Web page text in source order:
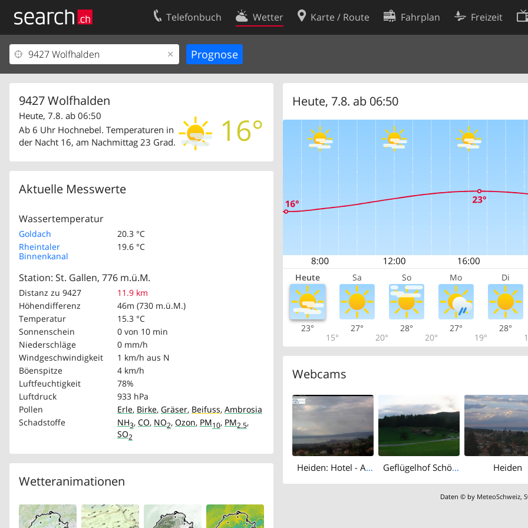
Telefonbuch Wetter Karte / Route Fahrplan Freizeit
9427 Wolfhalden
16°
Heute, 7.8. ab 06:50
Ab 6 Uhr Hochnebel. Temperaturen in
der Nacht 16, am Nachmittag 23 Grad.
Aktuelle Messwerte
Wassertemperatur
Goldach
20.3 °C
Rheintaler
Binnenkanal
19.6 °C
Station: St. Gallen, 776 m.ü.M.
Distanz zu 9427
11.9 km
Höhendifferenz
46m (730 m.ü.M.)
Temperatur
15.3 °C
Sonnenschein
0 von 10 min
Niederschläge
0 mm/h
Windgeschwindigkeit
1 km/h aus N
Böenspitze
4 km/h
Luftfeuchtigkeit
78%
Luftdruck
933 hPa
Pollen
Erle, Birke, Gräser, Beifuss, Ambrosia
Schadstoffe
NH3, CO, NO2, Ozon, PM10, PM2.5,
SO2
Wetteranimationen
Heute, 7.8. ab 06:50
Heute Sa So Mo Di
23°
15°
27°
20°
28°
20°
27°
19°
28°
Webcams
Heiden: Hotel - AR mit Blick über den Bodensee Geflügelhof Schönenbühl Heiden
Daten © by MeteoSchweiz,
Ihr Eintrag
Kundencenter Geschäftskunden
Kontakt
Nutzungsbedingungen
Cookie-Einstellungen